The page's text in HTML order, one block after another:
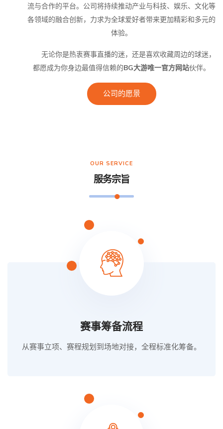
流与合作的平台。公司将持续推动产业与科技、娱乐、文化等
各领域的融合创新，力求为全球爱好者带来更加精彩和多元的
体验。
无论你是热衷赛事直播的迷，还是喜欢收藏周边的球迷，
都愿成为你身边最值得信赖的BG大游唯一官方网站伙伴。
公司的愿景
OUR SERVICE
服务宗旨
赛事筹备流程
从赛事立项、赛程规划到场地对接，全程标准化筹备。